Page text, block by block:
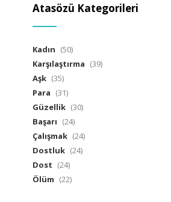
Atasözü Kategorileri
Kadın (50)
Karşılaştırma (39)
Aşk (35)
Para (31)
Güzellik (30)
Başarı (24)
Çalışmak (24)
Dostluk (24)
Dost (24)
Ölüm (22)